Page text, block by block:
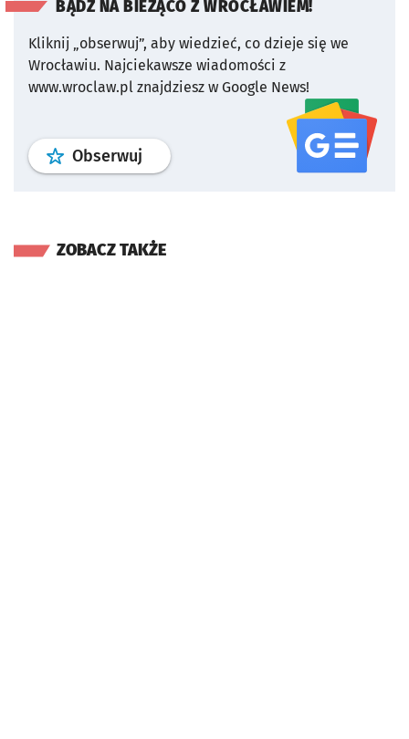
BĄDŹ NA BIEŻĄCO Z WROCŁAWIEM!
Kliknij „obserwuj”, aby wiedzieć, co dzieje się we
Wrocławiu. Najciekawsze wiadomości z
www.wroclaw.pl znajdziesz w Google News!
Obserwuj profil serwisu
ZOBACZ TAKŻE